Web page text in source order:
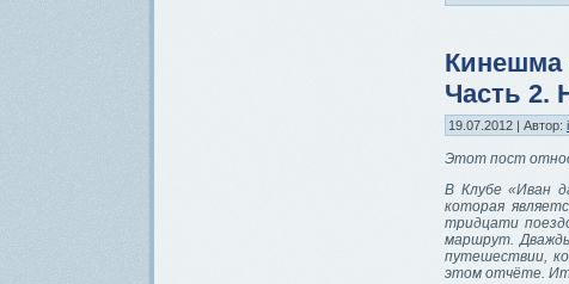
Кинешма
Часть 2.
19.07.2012 | Автор:
Этот пост
В Клубе «Иван
которая
тридцати
маршрут.
путешествии,
этом отчёте.